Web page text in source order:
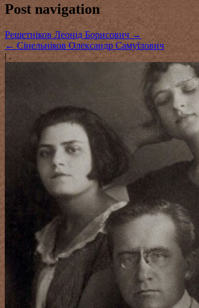
Post navigation
Решетніков Леонід Борисович →
← Сінельніков Олександр Самуїлович
| .